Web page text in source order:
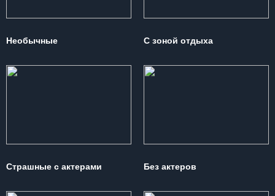
Необычные С зоной отдыха
Страшные с актерами Без актеров